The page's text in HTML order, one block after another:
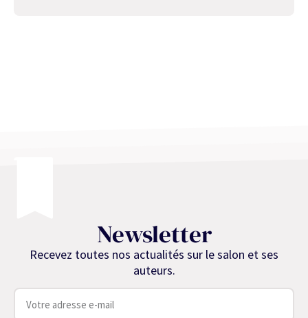
Newsletter
Recevez toutes nos actualités sur le salon et ses
auteurs.